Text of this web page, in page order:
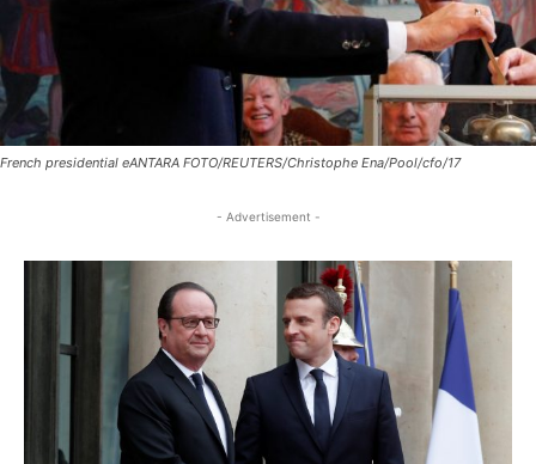
French presidential eANTARA FOTO/REUTERS/Christophe Ena/Pool/cfo/17
- Advertisement -